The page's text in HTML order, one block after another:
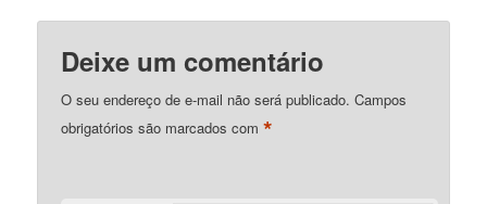
Deixe um comentário
O seu endereço de e-mail não será publicado. Campos
obrigatórios são marcados com*